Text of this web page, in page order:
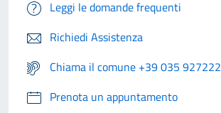
Leggi le domande frequenti
Richiedi Assistenza
Chiama il comune +39 035 927222
Prenota un appuntamento